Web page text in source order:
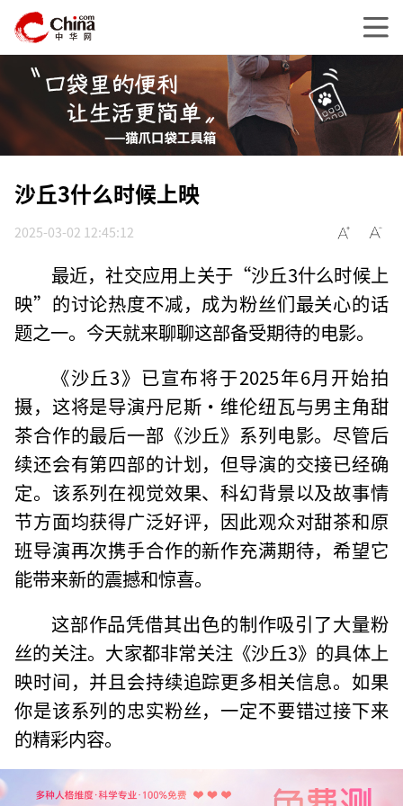
沙丘3什么时候上映
2025-03-02 12:45:12
最近，社交应用上关于“沙丘3什么时候上
映”的讨论热度不减，成为粉丝们最关心的话
题之一。今天就来聊聊这部备受期待的电影。
《沙丘3》已宣布将于2025年6月开始拍
摄，这将是导演丹尼斯·维伦纽瓦与男主角甜
茶合作的最后一部《沙丘》系列电影。尽管后
续还会有第四部的计划，但导演的交接已经确
定。该系列在视觉效果、科幻背景以及故事情
节方面均获得广泛好评，因此观众对甜茶和原
班导演再次携手合作的新作充满期待，希望它
能带来新的震撼和惊喜。
这部作品凭借其出色的制作吸引了大量粉
丝的关注。大家都非常关注《沙丘3》的具体上
映时间，并且会持续追踪更多相关信息。如果
你是该系列的忠实粉丝，一定不要错过接下来
的精彩内容。